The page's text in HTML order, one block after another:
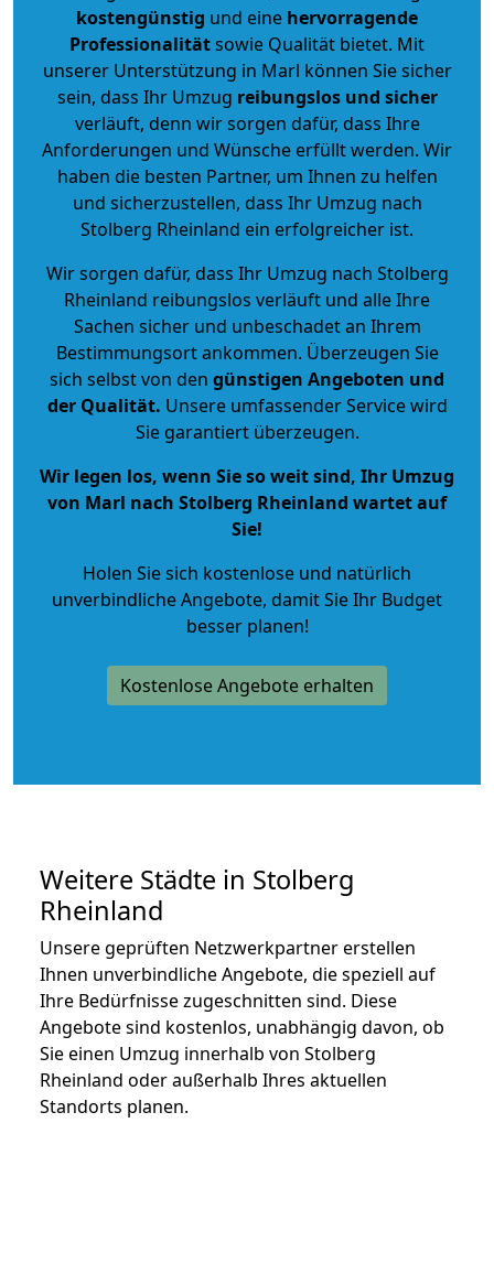
kostengünstig und eine hervorragende
Professionalitätsowie Qualität bietet. Mit
unserer Unterstützung in Marl können Sie sicher
sein, dass Ihr Umzug reibungslos und sicher
verläuft, denn wir sorgen dafür, dass Ihre
Anforderungen und Wünsche erfüllt werden. Wir
haben die besten Partner, um Ihnen zu helfen
und sicherzustellen, dass Ihr Umzug nach
Stolberg Rheinland ein erfolgreicher ist.
Wir sorgen dafür, dass Ihr Umzug nach Stolberg
Rheinland reibungslos verläuft und alle Ihre
Sachen sicher und unbeschadet an Ihrem
Bestimmungsort ankommen. Überzeugen Sie
sich selbst von den günstigen Angeboten und
der Qualität. Unsere umfassender Service wird
Sie garantiert überzeugen.
Wir legen los, wenn Sie so weit sind, Ihr Umzug
von Marl nach Stolberg Rheinland wartet auf
Sie!
Holen Sie sich kostenlose und natürlich
unverbindliche Angebote, damit Sie Ihr Budget
besser planen!
Kostenlose Angebote erhalten
Weitere Städte in Stolberg
Rheinland
Unsere geprüften Netzwerkpartner erstellen
Ihnen unverbindliche Angebote, die speziell auf
Ihre Bedürfnisse zugeschnitten sind. Diese
Angebote sind kostenlos, unabhängig davon, ob
Sie einen Umzug innerhalb von Stolberg
Rheinland oder außerhalb Ihres aktuellen
Standorts planen.